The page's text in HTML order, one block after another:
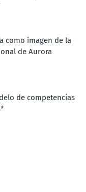
como imagen de la
de Aurora
de competencias